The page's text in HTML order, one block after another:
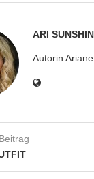
ARI
Autorin